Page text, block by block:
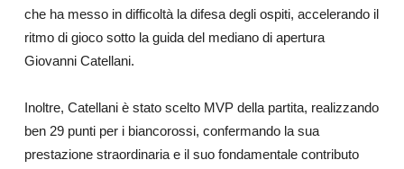
che ha messo in difficoltà la difesa degli ospiti, accelerando il
ritmo di gioco sotto la guida del mediano di apertura
Giovanni Catellani.
Inoltre, Catellani è stato scelto MVP della partita, realizzando
ben 29 punti per i biancorossi, confermando la sua
prestazione straordinaria e il suo fondamentale contributo